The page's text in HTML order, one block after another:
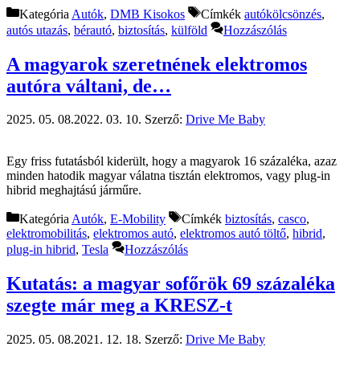
Kategória Autók, DMB Kisokos Címkék autókölcsönzés,
autós utazás, bérautó, biztosítás, külföld Hozzászólás
A magyarok szeretnének elektromos
autóra váltani, de…
2025. 05. 08.2022. 03. 10. Szerző: Drive Me Baby
Egy friss futatásból kiderült, hogy a magyarok 16 százaléka, azaz
minden hatodik magyar válatna tisztán elektromos, vagy plug-in
hibrid meghajtású járműre.
KategóriaAutók, E-Mobility Címkék biztosítás, casco,
elektromobilitás, elektromos autó, elektromos autó töltő, hibrid,
plug-in hibrid, Tesla Hozzászólás
Kutatás: a magyar sofőrök 69 százaléka
szegte már meg a KRESZ-t
2025. 05. 08.2021. 12. 18. Szerző: Drive Me Baby